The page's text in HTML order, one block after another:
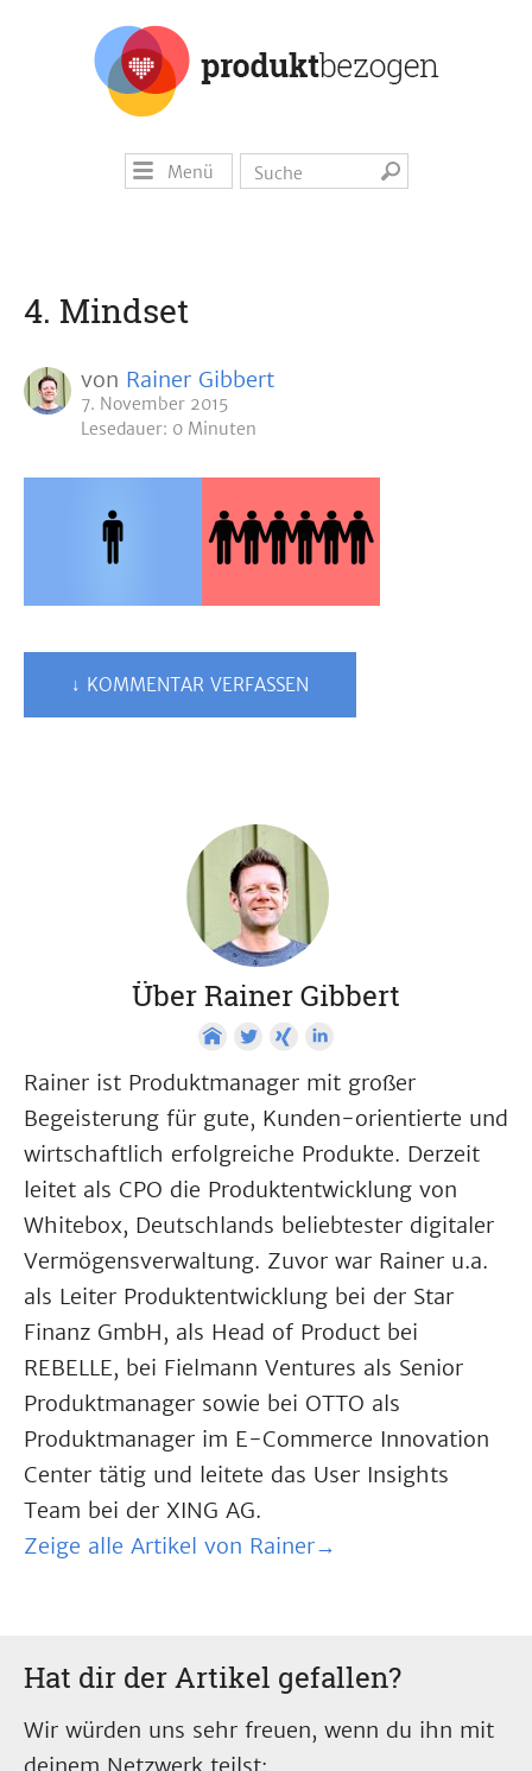
Menü
4. Mindset
von Rainer Gibbert
7. November 2015
Lesedauer: 0 Minuten
↓ KOMMENTAR VERFASSEN
Über Rainer Gibbert
Rainer ist Produktmanager mit großer
Begeisterung für gute, Kunden-orientierte und
wirtschaftlich erfolgreiche Produkte. Derzeit
leitet als CPO die Produktentwicklung von
Whitebox, Deutschlands beliebtester digitaler
Vermögensverwaltung. Zuvor war Rainer u.a.
als Leiter Produktentwicklung bei der Star
Finanz GmbH, als Head of Product bei
REBELLE, bei Fielmann Ventures als Senior
Produktmanager sowie bei OTTO als
Produktmanager im E-Commerce Innovation
Center tätig und leitete das User Insights
Team bei der XING AG.
Zeige alle Artikel von Rainer→
Hat dir der Artikel gefallen?
Wir würden uns sehr freuen, wenn du ihn mit